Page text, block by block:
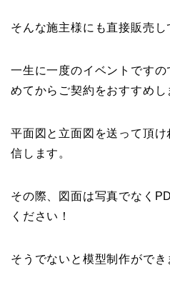
そんな施主様にも直接販売し
一生に一度のイベントです
めてからご契約をおすすめし
平面図と立面図を送って頂
信します。
その際、図面は写真でなく
ください！
そうでないと模型制作ができ